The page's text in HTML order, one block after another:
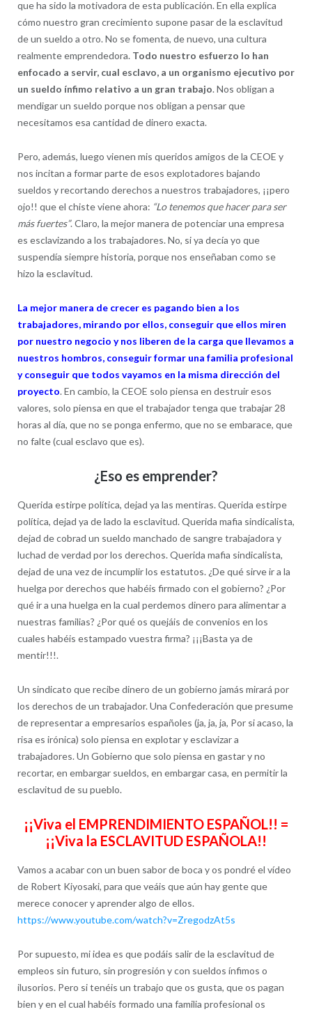
que ha sido la motivadora de esta publicación. En ella explica
cómo nuestro gran crecimiento supone pasar de la esclavitud
de un sueldo a otro. No se fomenta, de nuevo, una cultura
realmente emprendedora. Todo nuestro esfuerzo lo han
enfocado a servir, cual esclavo, a un organismo ejecutivo por
un sueldo ínfimo relativo a un gran trabajo. Nos obligan a
mendigar un sueldo porque nos obligan a pensar que
necesitamos esa cantidad de dinero exacta.
Pero, además, luego vienen mis queridos amigos de la CEOE y
nos incitan a formar parte de esos explotadores bajando
sueldos y recortando derechos a nuestros trabajadores, ¡¡pero
ojo!! que el chiste viene ahora: “Lo tenemos que hacer para ser
más fuertes”. Claro, la mejor manera de potenciar una empresa
es esclavizando a los trabajadores. No, si ya decía yo que
suspendía siempre historia, porque nos enseñaban como se
hizo la esclavitud.
La mejor manera de crecer es pagando bien a los
trabajadores, mirando por ellos, conseguir que ellos miren
por nuestro negocio y nos liberen de la carga que llevamos a
nuestros hombros, conseguir formar una familia profesional
y conseguir que todos vayamos en la misma dirección del
proyecto. En cambio, la CEOE solo piensa en destruir esos
valores, solo piensa en que el trabajador tenga que trabajar 28
horas al día, que no se ponga enfermo, que no se embarace, que
no falte (cual esclavo que es).
¿Eso es emprender?
Querida estirpe política, dejad ya las mentiras. Querida estirpe
política, dejad ya de lado la esclavitud. Querida mafia sindicalista,
dejad de cobrad un sueldo manchado de sangre trabajadora y
luchad de verdad por los derechos. Querida mafia sindicalista,
dejad de una vez de incumplir los estatutos. ¿De qué sirve ir a la
huelga por derechos que habéis firmado con el gobierno? ¿Por
qué ir a una huelga en la cual perdemos dinero para alimentar a
nuestras familias? ¿Por qué os quejáis de convenios en los
cuales habéis estampado vuestra firma? ¡¡¡Basta ya de
mentir!!!.
Un sindicato que recibe dinero de un gobierno jamás mirará por
los derechos de un trabajador. Una Confederación que presume
de representar a empresarios españoles (ja, ja, ja, Por si acaso, la
risa es irónica) solo piensa en explotar y esclavizar a
trabajadores. Un Gobierno que solo piensa en gastar y no
recortar, en embargar sueldos, en embargar casa, en permitir la
esclavitud de su pueblo.
¡¡Viva el EMPRENDIMIENTO ESPAÑOL!! =
¡¡Viva la ESCLAVITUD ESPAÑOLA!!
Vamos a acabar con un buen sabor de boca y os pondré el vídeo
de Robert Kiyosaki, para que veáis que aún hay gente que
merece conocer y aprender algo de ellos.
https://www.youtube.com/watch?v=ZregodzAt5s
Por supuesto, mi idea es que podáis salir de la esclavitud de
empleos sin futuro, sin progresión y con sueldos ínfimos o
ilusorios. Pero si tenéis un trabajo que os gusta, que os pagan
bien y en el cual habéis formado una familia profesional os